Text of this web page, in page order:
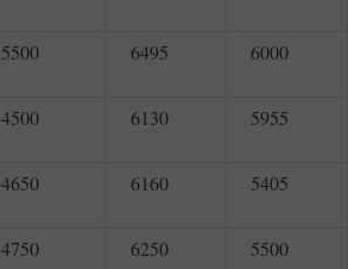
5500 6495 6000
4500 6130 5955
4650 6160 5405
4750 6250 5500